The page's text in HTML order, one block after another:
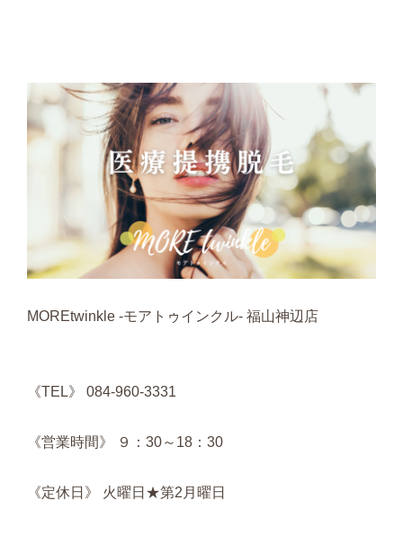
MOREtwinkle -モアトゥインクル- 福山神辺店
《TEL》 084-960-3331
《営業時間》 ９：30～18：30
《定休日》 火曜日★第2月曜日